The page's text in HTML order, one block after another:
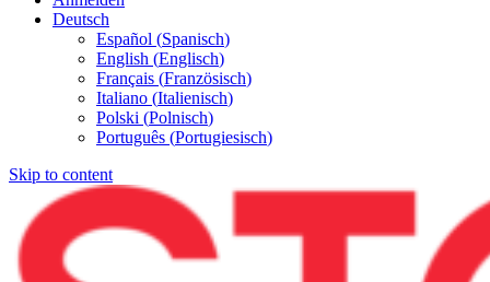
Deutsch
Español (Spanisch)
English (Englisch)
Français (Französisch)
Italiano (Italienisch)
Polski (Polnisch)
Português (Portugiesisch)
Skip to content